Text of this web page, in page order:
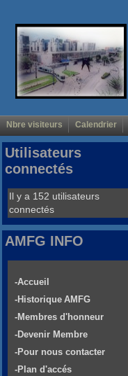
Nbre visiteurs Calendrier
Utilisateurs
connectés
Il y a 152 utilisateurs
connectés
AMFG INFO
-Accueil
-Historique AMFG
-Membres d'honneur
-Devenir Membre
-Pour nous contacter
-Plan d'accés